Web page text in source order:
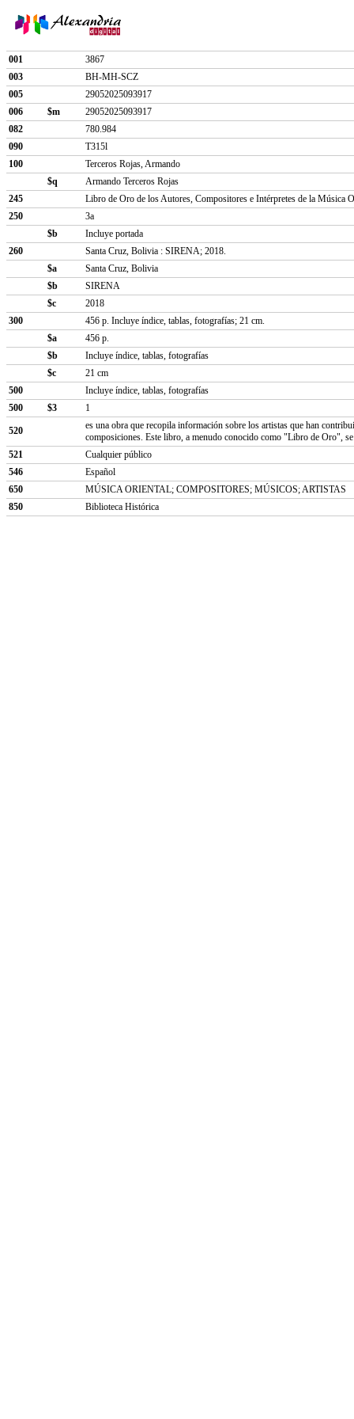
001
3867
003
BH-MH-SCZ
005
29052025093917
006
$m
29052025093917
082
780.984
090
T315l
100
Terceros Rojas, Armando
$q
Armando Terceros Rojas
245
Libro de Oro de los Autores, Compositores e Intérpretes de la Música
250
3a
$b
Incluye portada
260
Santa Cruz, Bolivia : SIRENA; 2018.
$a
Santa Cruz, Bolivia
$b
SIRENA
$c
2018
300
456 p. Incluye índice, tablas, fotografías; 21 cm.
$a
456 p.
$b
Incluye índice, tablas, fotografías
$c
21 cm
500
Incluye índice, tablas, fotografías
500
$3 1
520
es una obra que recopila información sobre los artistas que han
composiciones. Este libro, a menudo conocido como "Libro de Oro",
521
Cualquier público
546
Español
650
MÚSICA ORIENTAL; COMPOSITORES; MÚSICOS; ARTISTAS
850
Biblioteca Histórica